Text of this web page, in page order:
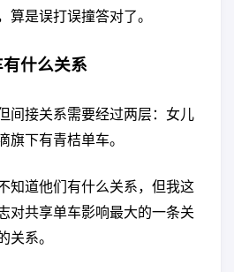
算是误打误撞答对了。
什么关系
间接关系需要经过两层：女儿
旗下有青桔单车。
知道他们有什么关系，但我这
对共享单车影响最大的一条关
关系。